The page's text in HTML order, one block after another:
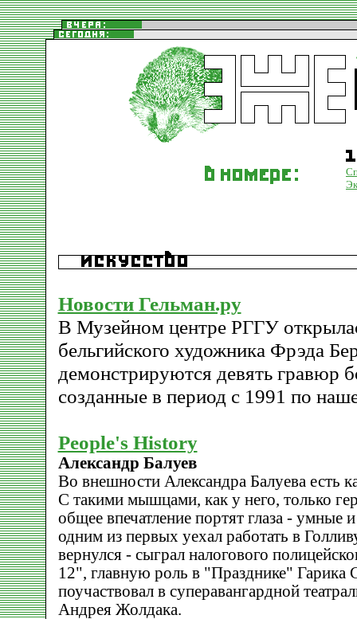
Новости Гельман.ру
В Музейном центре РГГУ
бельгийского художника Фрэда
демонстрируются девять гравюр
созданные в период с 1991 по
People's History
Александр Балуев
Во внешности Александра Балуева есть
С такими мышцами, как у него, только
общее впечатление портят глаза - умные
одним из первых уехал работать в
вернулся - сыграл налогового
12", главную роль в "Празднике" Гарика
поучаствовал в суперавангардной
Андрея Жолдака.